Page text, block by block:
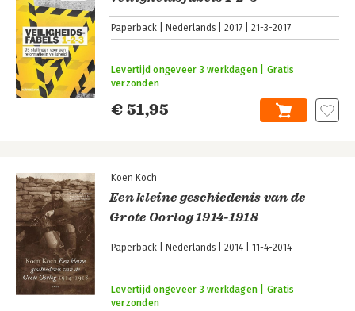
Paperback Nederlands 2017 21-3-2017
€ 51,95
Levertijd ongeveer 3 werkdagen | Gratis
verzonden
Koen Koch
Een kleine geschiedenis van de
Grote Oorlog 1914-1918
Paperback Nederlands 2014 11-4-2014
Levertijd ongeveer 3 werkdagen | Gratis
verzonden